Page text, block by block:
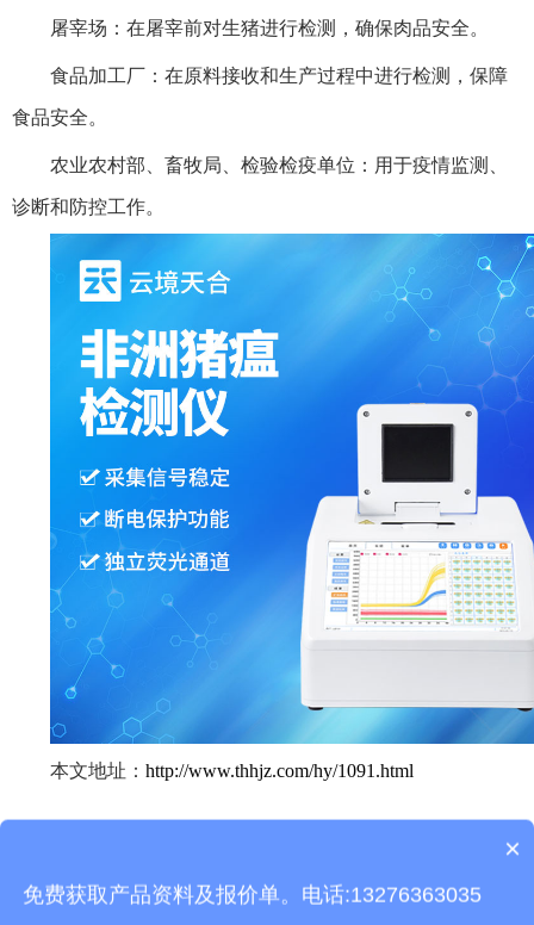
屠宰场：在屠宰前对生猪进行检测，确保肉品安全。
食品加工厂：在原料接收和生产过程中进行检测，保障
食品安全。
农业农村部、畜牧局、检验检疫单位：用于疫情监测、
诊断和防控工作。
本文地址： http://www.thhjz.com/hy/1091.html
产品包含安装吗？
×
免费获取产品资料及报价单。电话:13276363035